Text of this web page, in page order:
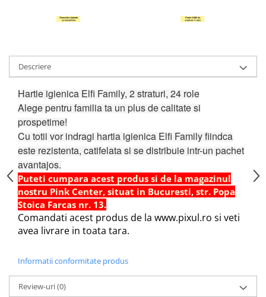
Penare
neechipat
Penar borseta neechipat
Penar 3 fermoare neechipat
Ghiozdane
Pensule
Plastilina / Lut
Pixuri pentru copii
Pic si corectoare
Rollere scolare
Truse Geometrie, Rigle, Echere
Descriere
Hartie igienica Elfi Family, 2 straturi, 24 role
Alege pentru familia ta un plus de calitate si
prospetime!
Cu totii vor indragi hartia igienica Elfi Family fiindca
este rezistenta, catifelata si se distribuie intr-un pachet
avantajos.
Puteti cumpara acest produs si de la magazinul
nostru Pink Center, situat in Bucuresti, str. Popa
Stoica Farcas nr. 13.
Comandati acest produs de la www.pixul.ro si veti
avea livrare in toata tara.
Informatii conformitate produs
Review-uri(0)